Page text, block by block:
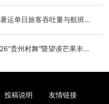
运单日旅客吞吐量与航班起
贵州村舞”暨望谟芒果丰收
投稿说明 友情链接